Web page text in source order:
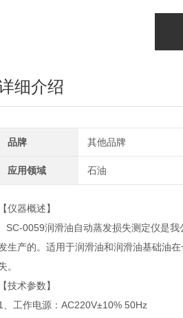
细介绍
品牌 其他品牌
应用领域 石油
【仪器概述】
SC-0059润滑油自动蒸发损失测定仪是
生产的。适用于润滑油和润滑油基础油
。
【技术参数】
、工作电源：AC220V±10% 50Hz